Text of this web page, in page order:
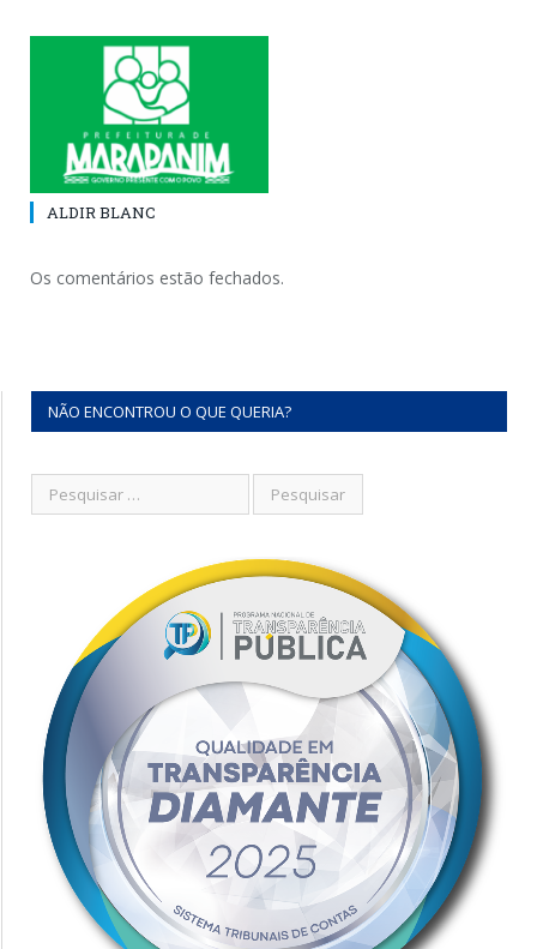
ALDIR BLANC
Os comentários estão fechados.
NÃO ENCONTROU O QUE QUERIA?